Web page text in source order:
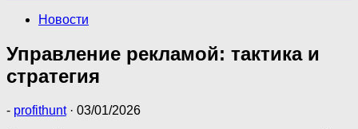
Новости
Управление рекламой: тактика и
стратегия
- profithunt · 03/01/2026